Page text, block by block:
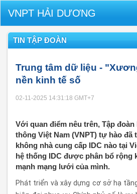
VNPT HẢI DƯƠNG
TIN TẬP ĐOÀN
Trung tâm dữ liệu -
nền kinh tế số
02-11-2025 14:31:18 GMT+7
Với quan điểm nêu trên, Tập
thông Việt Nam (VNPT) tự hào đã
không nhà cung cấp IDC nào tại
hệ thống IDC được phân bổ rộng
mạnh mạng lưới của mình.
Phát triển và xây dựng cơ sở hạ